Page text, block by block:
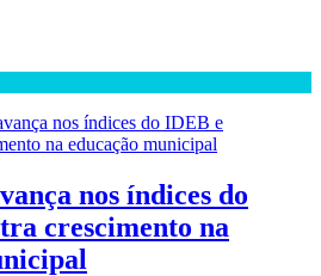
nos índices do
crescimento na